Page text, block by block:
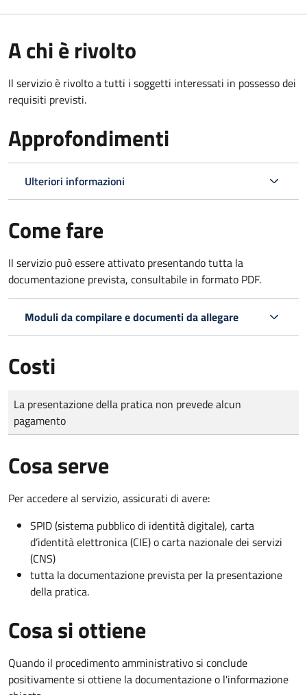
A chi è rivolto
Il servizio è rivolto a tutti i soggetti interessati in possesso dei
requisiti previsti.
Approfondimenti
Ulteriori informazioni
Come fare
Il servizio può essere attivato presentando tutta la
documentazione prevista, consultabile in formato PDF.
Moduli da compilare e documenti da allegare
Costi
Tipo di pagamento
Importo
La presentazione della pratica non prevede alcun
pagamento
Cosa serve
Per accedere al servizio, assicurati di avere:
SPID (sistema pubblico di identità digitale), carta
d’identità elettronica (CIE) o carta nazionale dei servizi
(CNS)
tutta la documentazione prevista per la presentazione
della pratica.
Cosa si ottiene
Quando il procedimento amministrativo si conclude
positivamente si ottiene la documentazione o l'informazione